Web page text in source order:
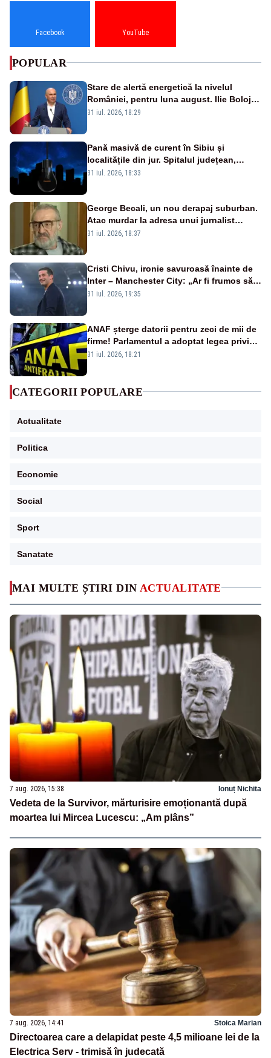
MAI MULTE ȘTIRI DIN ACTUALITATE
7 aug. 2026, 15:38 Ionuț Nichita
Vedeta de la Survivor, mărturisire emoționantă după
moartea lui Mircea Lucescu: „Am plâns”
7 aug. 2026, 14:41 Stoica Marian
Directoarea care a delapidat peste 4,5 milioane lei de la
Electrica Serv - trimisă în judecată
Facebook YouTube
POPULAR
Stare de alertă energetică la nivelul
României, pentru luna august. Ilie Bolojan
a anunțat importuri și posibile restricții –
31 iul. 2026, 18:29
Pană masivă de curent în Sibiu și
localitățile din jur. Spitalul județean,
semafoarele, rețelele de telefonie, grav
31 iul. 2026, 18:33
George Becali, un nou derapaj suburban.
Atac murdar la adresa unui jurnalist
sportiv – AUDIO
31 iul. 2026, 18:37
Cristi Chivu, ironie savuroasă înainte de
Inter – Manchester City: „Ar fi frumos să
mai cumpărați și de la noi”
31 iul. 2026, 19:35
ANAF șterge datorii pentru zeci de mii de
firme! Parlamentul a adoptat legea privind
amnistia fiscală
31 iul. 2026, 18:21
CATEGORII POPULARE
Actualitate
Politica
Economie
Social
Sport
Sanatate